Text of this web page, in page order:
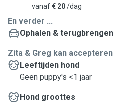
vanaf€ 20/dag
En verder ...
Ophalen & terugbrengen
Zita & Greg kan accepteren
Leeftijden hond
Geen puppy's <1 jaar
Hond groottes